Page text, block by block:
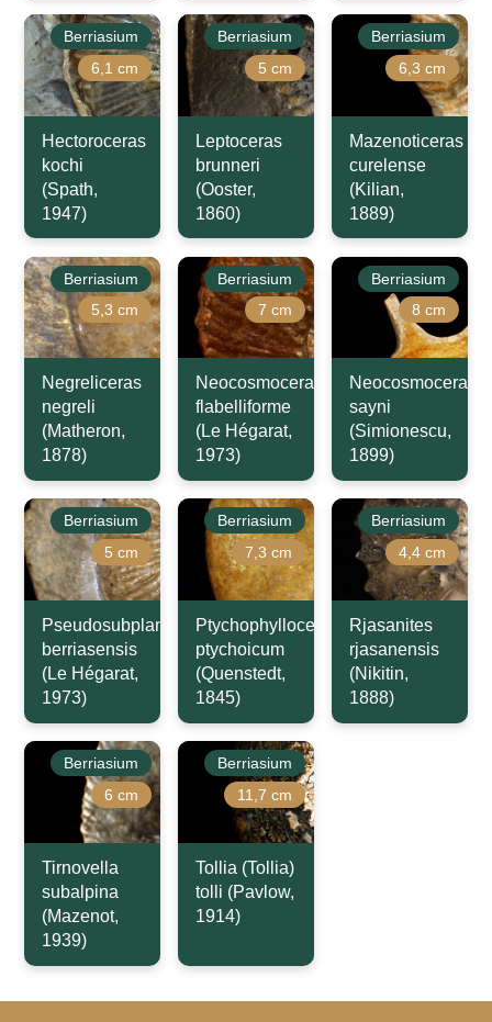
Berriasium
6,1 cm
Hectoroceras
kochi
(Spath,
1947)
Berriasium
5 cm
Leptoceras
brunneri
(Ooster,
1860)
Berriasium
6,3 cm
Mazenoticeras
curelense
(Kilian,
1889)
Berriasium
5,3 cm
Negreliceras
negreli
(Matheron,
1878)
Berriasium
7 cm
Neocosmoceras
flabelliforme
(Le Hégarat,
1973)
Berriasium
8 cm
Neocosmoceras
sayni
(Simionescu,
1899)
Berriasium
5 cm
Pseudosubplanulites
berriasensis
(Le Hégarat,
1973)
Berriasium
7,3 cm
Ptychophylloceras
ptychoicum
(Quenstedt,
1845)
Berriasium
4,4 cm
Rjasanites
rjasanensis
(Nikitin,
1888)
Berriasium
6 cm
Tirnovella
subalpina
(Mazenot,
1939)
Berriasium
11,7 cm
Tollia (Tollia)
tolli (Pavlow,
1914)